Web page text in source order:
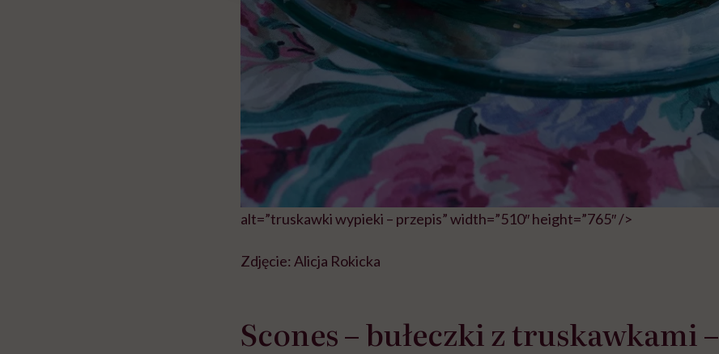
alt=”truskawki wypieki – przepis” width=”510″ height=”765″ />
Zdjęcie: Alicja Rokicka
Scones – bułeczki z truskawkami –